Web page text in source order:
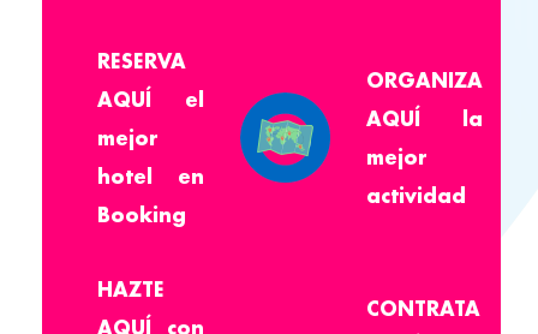
RESERVA
AQUÍ el
mejor
hotel en
Booking
ORGANIZA
AQUÍ la
mejor
actividad
HAZTE
AQUÍ
con
CONTRATA